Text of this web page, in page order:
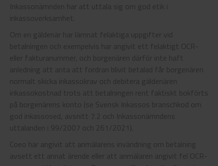
Inkassonämnden har att uttala sig om god etik i
inkassoverksamhet.
Om en gäldenär har lämnat felaktiga uppgifter vid
betalningen och exempelvis har angivit ett felaktigt OCR-
eller fakturanummer, och borgenären därför inte haft
anledning att anta att fordran blivit betalad får borgenären
normalt skicka inkassokrav och debitera gäldenären
inkassokostnad trots att betalningen rent faktiskt bokförts
på borgenärens konto (se Svensk Inkassos branschkod om
god inkassosed, avsnitt 7.2 och Inkassonämndens
uttalanden i 99/2007 och 261/2021).
Coeo har angivit att anmälarens invändning om betalning
avsett ett annat ärende eller att anmälaren angivit fel OCR-